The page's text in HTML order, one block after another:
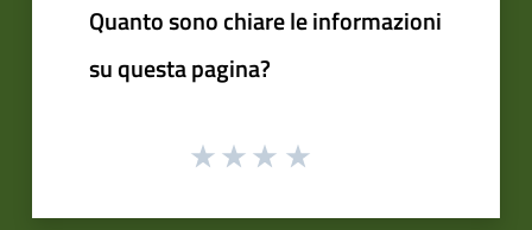
Quanto sono chiare le informazioni
su questa pagina?